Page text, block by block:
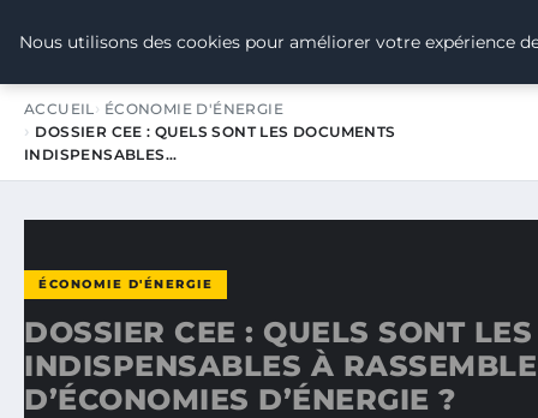
TOUR DE FRANCE POUR LE
ACCUEIL
ÉCONOMIE D'ÉNERGIE
DOSSIER CEE : QUELS SONT LES DOCUMENTS
INDISPENSABLES…
ÉCONOMIE D'ÉNERGIE
DOSSIER CEE : QUELS SONT
INDISPENSABLES À
D’ÉCONOMIES D’ÉNERGIE ?
Nous utilisons des cookies pour améliorer votre expérience